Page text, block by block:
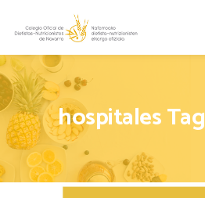
hospitales Tag